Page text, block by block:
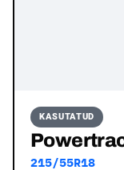
KASUTATUD
215/55R18